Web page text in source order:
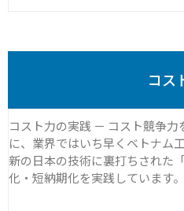
コス
コスト力の実践 － コスト競争
に、業界ではいち早くベトナム
新の日本の技術に裏打ちされた
化・短納期化を実践しています。